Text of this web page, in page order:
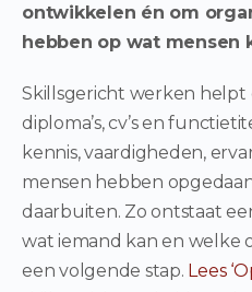
ontwikkelen én om
hebben op wat mensen
Skillsgericht werken helpt
diploma’s, cv’s en
kennis, vaardigheden,
mensen hebben
daarbuiten. Zo ontstaat
wat iemand kan en welke
een volgende stap. Lees